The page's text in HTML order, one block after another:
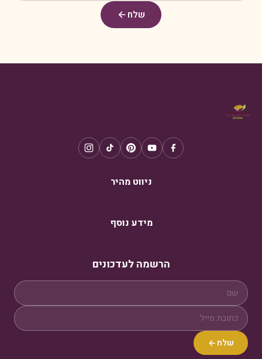
שלח
ניווט מהיר
מידע נוסף
הרשמה לעדכונים
שלח